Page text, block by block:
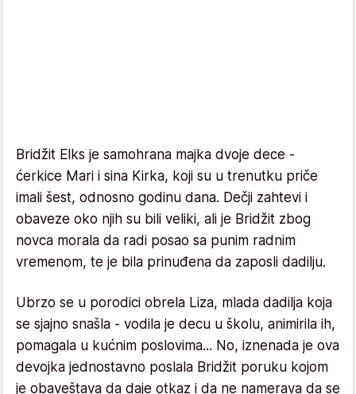
Bridžit Elks je samohrana majka dvoje dece -
ćerkice Mari i sina Kirka, koji su u trenutku priče
imali šest, odnosno godinu dana. Dečji zahtevi i
obaveze oko njih su bili veliki, ali je Bridžit zbog
novca morala da radi posao sa punim radnim
vremenom, te je bila prinuđena da zaposli dadilju.
Ubrzo se u porodici obrela Liza, mlada dadilja koja
se sjajno snašla - vodila je decu u školu, animirila ih,
pomagala u kućnim poslovima... No, iznenada je ova
devojka jednostavno poslala Bridžit poruku kojom
je obaveštava da daje otkaz i da ne namerava da se